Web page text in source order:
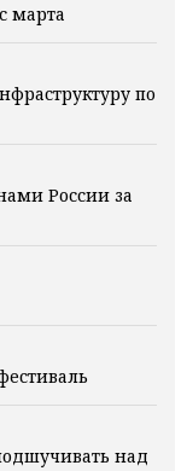
марта
по
России за
над